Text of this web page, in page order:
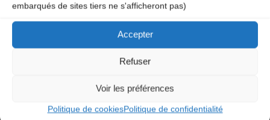
embarqués de sites tiers ne s'afficheront pas)
Accepter
Refuser
Voir les préférences
Politique de cookiesPolitique de confidentialité
Ce site utilise Akismet pour réduire les indésirables.
commentaires sont traitées